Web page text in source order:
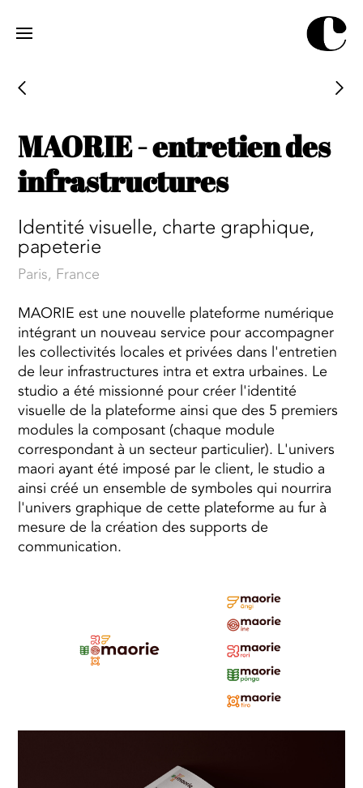
MAORIE - entretien des
infrastructures
Identité visuelle, charte graphique,
papeterie
Paris, France
MAORIE est une nouvelle plateforme numérique
intégrant un nouveau service pour accompagner
les collectivités locales et privées dans l'entretien
de leur infrastructures intra et extra urbaines. Le
studio a été missionné pour créer l'identité
visuelle de la plateforme ainsi que des 5 premiers
modules la composant (chaque module
correspondant à un secteur particulier). L'univers
maori ayant été imposé par le client, le studio a
ainsi créé un ensemble de symboles qui nourrira
l'univers graphique de cette plateforme au fur à
mesure de la création des supports de
communication.